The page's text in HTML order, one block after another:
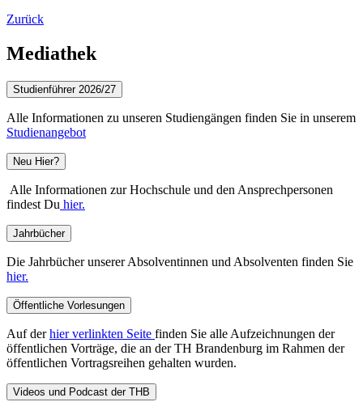
Zurück
Mediathek
Studienführer 2026/27
Alle Informationen zu unseren Studiengängen finden Sie in unserem
Studienangebot
Neu Hier?
Alle Informationen zur Hochschule und den Ansprechpersonen
findest Du hier.
Jahrbücher
Die Jahrbücher unserer Absolventinnen und Absolventen finden Sie
hier.
Öffentliche Vorlesungen
Auf derhier verlinkten Seite finden Sie alle Aufzeichnungen der
öffentlichen Vorträge, die an der TH Brandenburg im Rahmen der
öffentlichen Vortragsreihen gehalten wurden.
Videos und Podcast der THB